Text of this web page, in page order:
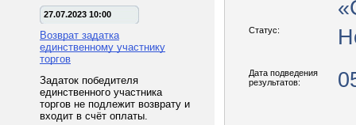
27.07.2023 10:00
Возврат задатка
единственному участнику
торгов
Задаток победителя
единственного участника
торгов не подлежит возврату и
входит в счёт оплаты.
Статус:
Дата подведения
результатов: